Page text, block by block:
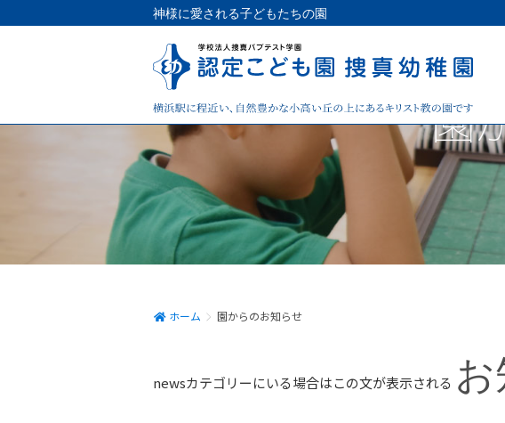
神様に愛される子どもたちの園
園
ホーム 園からのお知らせ
newsカテゴリーにいる場合はこの文が表示される